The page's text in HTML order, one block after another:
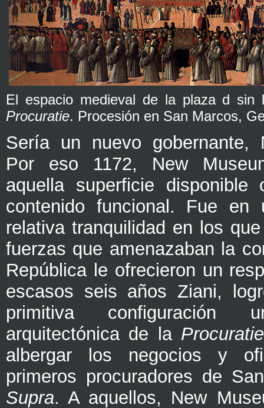
El espacio medieval de la plaza d sin
Procuratie. Procesión en San Marcos,
Sería un nuevo gobernante,
Por eso 1172, New
aquella superficie disponible
contenido funcional. Fue en
relativa tranquilidad en los
fuerzas que amenazaban la
República le ofrecieron un
escasos seis años Ziani,
primitiva configuración
arquitectónica de la
albergar los negocios y
primeros procuradores de
Supra. A aquellos, New